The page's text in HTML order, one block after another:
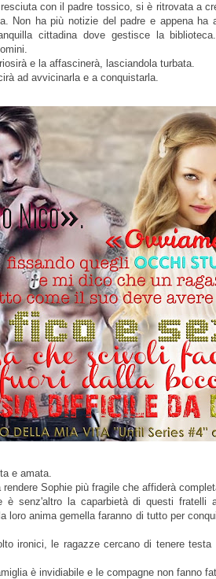
con il padre tossico, si è ritrovata a
Non ha più notizie del padre e appena
cittadina dove gestisce la
e la affascinerà, lasciandola turbata.
ad avvicinarla e a conquistarla.
e amata.
Sophie più fragile che affiderà
è senz'altro la caparbietà di questi fratelli
loro anima gemella faranno di tutto per
ironici, le ragazze cercano di tenere
è invidiabile e le compagne non fanno